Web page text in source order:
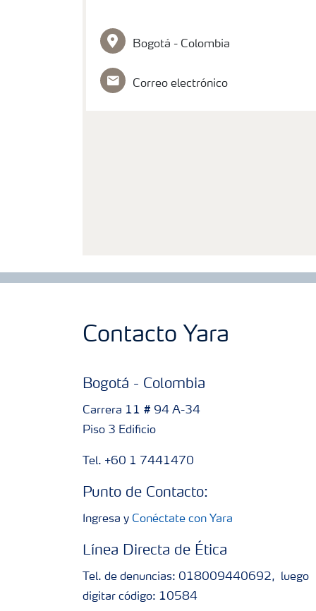
Bogotá - Colombia
Correo electrónico
Contacto Yara
Bogotá - Colombia
Carrera 11 # 94 A-34
Piso 3 Edificio
Tel. +60 1 7441470
Punto de Contacto:
Ingresa y Conéctate con Yara
Línea Directa de Ética
Tel. de denuncias: 018009440692, luego
digitar código: 10584